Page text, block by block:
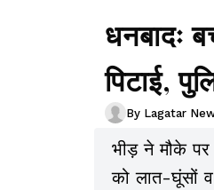
धनबादः
पिटाई,
By Lagatar
भीड़ ने मौके
को लात-घूंसों व